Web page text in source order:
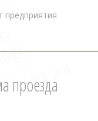
предприятия
проезда